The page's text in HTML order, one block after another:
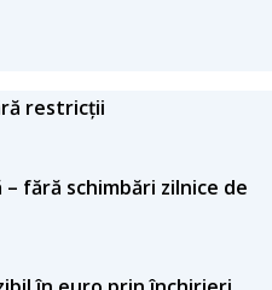
restricții
fără schimbări zilnice de